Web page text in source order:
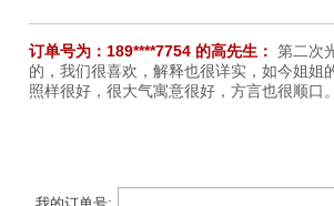
订单号为：189****7754 的高先生：第二次
的，我们很喜欢，解释也很详实，如今姐姐
照样很好，很大气寓意很好，方言也很顺口
另我们全家都很满意，谢谢贵公司，过段